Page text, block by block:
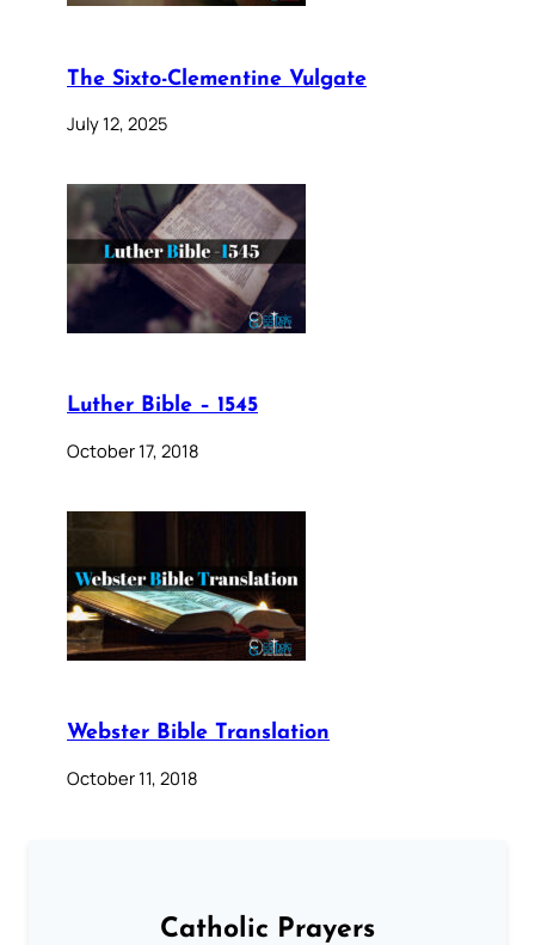
The Sixto-Clementine Vulgate
July 12, 2025
Luther Bible – 1545
October 17, 2018
Webster Bible Translation
October 11, 2018
Catholic Prayers